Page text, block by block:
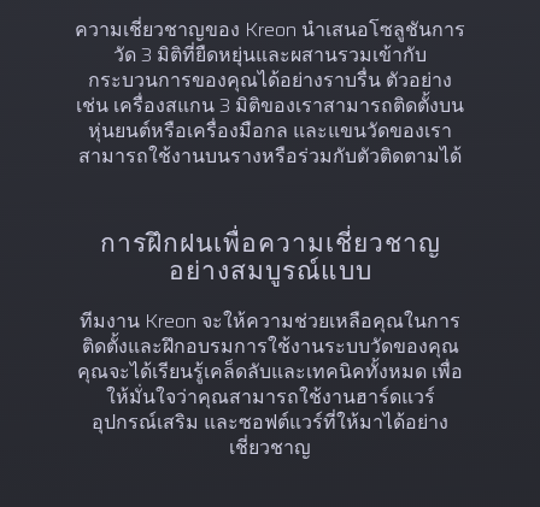
ความเชี่ยวชาญของ Kreon นำเสนอโซลูชันการ
วัด 3 มิติที่ยืดหยุ่นและผสานรวมเข้ากับ
กระบวนการของคุณได้อย่างราบรื่น ตัวอย่าง
เช่น เครื่องสแกน 3 มิติของเราสามารถติดตั้งบน
หุ่นยนต์หรือเครื่องมือกล และแขนวัดของเรา
สามารถใช้งานบนรางหรือร่วมกับตัวติดตามได้
การฝึกฝนเพื่อความเชี่ยวชาญ
อย่างสมบูรณ์แบบ
ทีมงาน Kreon จะให้ความช่วยเหลือคุณในการ
ติดตั้งและฝึกอบรมการใช้งานระบบวัดของคุณ
คุณจะได้เรียนรู้เคล็ดลับและเทคนิคทั้งหมด เพื่อ
ให้มั่นใจว่าคุณสามารถใช้งานฮาร์ดแวร์
อุปกรณ์เสริม และซอฟต์แวร์ที่ให้มาได้อย่าง
เชี่ยวชาญ